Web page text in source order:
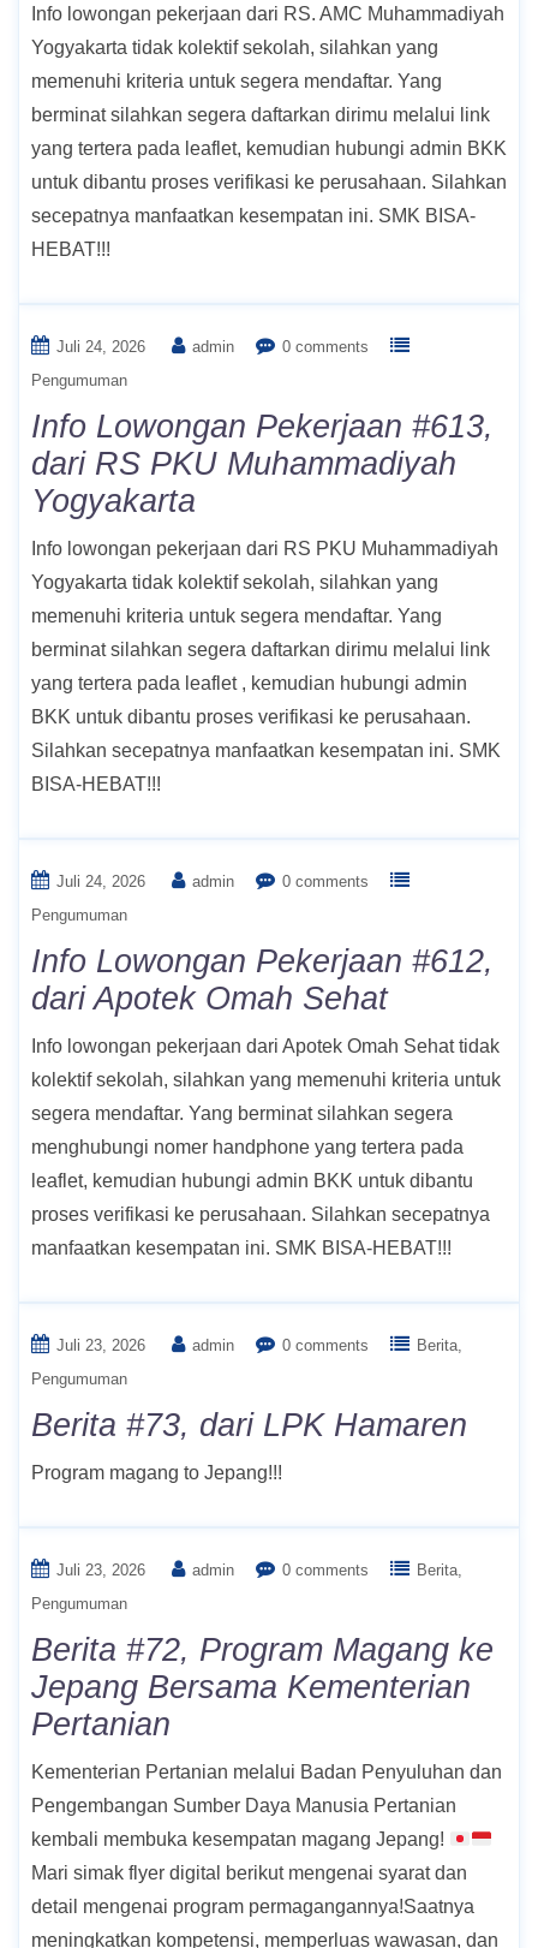
Info lowongan pekerjaan dari RS. AMC Muhammadiyah
Yogyakarta tidak kolektif sekolah, silahkan yang
memenuhi kriteria untuk segera mendaftar. Yang
berminat silahkan segera daftarkan dirimu melalui link
yang tertera pada leaflet, kemudian hubungi admin BKK
untuk dibantu proses verifikasi ke perusahaan. Silahkan
secepatnya manfaatkan kesempatan ini. SMK BISA-
HEBAT!!!
Juli 24, 2026 admin
0 comments
Pengumuman
Info Lowongan Pekerjaan #613,
dari RS PKU Muhammadiyah
Yogyakarta
Info lowongan pekerjaan dari RS PKU Muhammadiyah
Yogyakarta tidak kolektif sekolah, silahkan yang
memenuhi kriteria untuk segera mendaftar. Yang
berminat silahkan segera daftarkan dirimu melalui link
yang tertera pada leaflet , kemudian hubungi admin
BKK untuk dibantu proses verifikasi ke perusahaan.
Silahkan secepatnya manfaatkan kesempatan ini. SMK
BISA-HEBAT!!!
Juli 24, 2026 admin
0 comments
Pengumuman
Info Lowongan Pekerjaan #612,
dari Apotek Omah Sehat
Info lowongan pekerjaan dari Apotek Omah Sehat tidak
kolektif sekolah, silahkan yang memenuhi kriteria untuk
segera mendaftar. Yang berminat silahkan segera
menghubungi nomer handphone yang tertera pada
leaflet, kemudian hubungi admin BKK untuk dibantu
proses verifikasi ke perusahaan. Silahkan secepatnya
manfaatkan kesempatan ini. SMK BISA-HEBAT!!!
Juli 23, 2026 admin 0 comments
Berita
Pengumuman
Berita #73, dari LPK Hamaren
Program magang to Jepang!!!
Juli 23, 2026 admin 0 comments
Berita
Pengumuman
Berita #72, Program Magang ke
Jepang Bersama Kementerian
Pertanian
Kementerian Pertanian melalui Badan Penyuluhan dan
Pengembangan Sumber Daya Manusia Pertanian
kembali membuka kesempatan magang Jepang!
Mari simak flyer digital berikut mengenai syarat dan
detail mengenai program permagangannya!Saatnya
meningkatkan kompetensi, memperluas wawasan, dan